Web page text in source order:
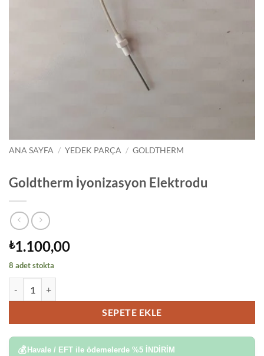
ANA SAYFA / YEDEK PARÇA / GOLDTHERM
Goldtherm İyonizasyon Elektrodu
₺1.100,00
8 adet stokta
SEPETE EKLE
💰 Havale / EFT ile ödemelerde %5 İNDİRİM